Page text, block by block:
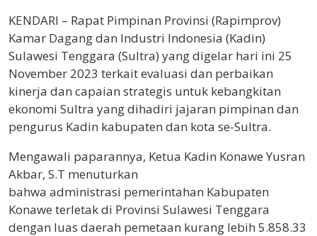
KENDARI – Rapat Pimpinan Provinsi (Rapimprov)
Kamar Dagang dan Industri Indonesia (Kadin)
Sulawesi Tenggara (Sultra) yang digelar hari ini 25
November 2023 terkait evaluasi dan perbaikan
kinerja dan capaian strategis untuk kebangkitan
ekonomi Sultra yang dihadiri jajaran pimpinan dan
pengurus Kadin kabupaten dan kota se-Sultra.
Mengawali paparannya, Ketua Kadin Konawe Yusran
Akbar, S.T menuturkan
bahwa administrasi pemerintahan Kabupaten
Konawe terletak di Provinsi Sulawesi Tenggara
dengan luas daerah pemetaan kurang lebih 5.858.33